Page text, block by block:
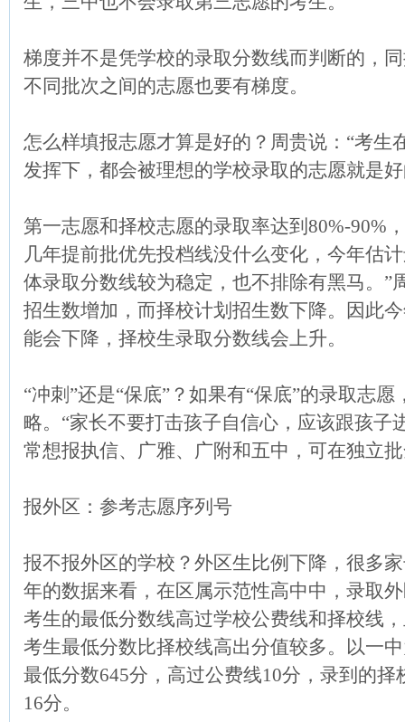
梯度并不是凭学校的录取分数线而判断的，
不同批次之间的志愿也要有梯度。
怎么样填报志愿才算是好的？周贵说：“考生
发挥下，都会被理想的学校录取的志愿就是
第一志愿和择校志愿的录取率达到80%-90%
几年提前批优先投档线没什么变化，今年估
体录取分数线较为稳定，也不排除有黑马。”
招生数增加，而择校计划招生数下降。因此
能会下降，择校生录取分数线会上升。
“冲刺”还是“保底”？如果有“保底”的录取志
略。“家长不要打击孩子自信心，应该跟孩子
常想报执信、广雅、广附和五中，可在独立
报外区：参考志愿序列号
报不报外区的学校？外区生比例下降，很多
年的数据来看，在区属示范性高中中，录取
考生的最低分数线高过学校公费线和择校线
考生最低分数比择校线高出分值较多。以一
最低分数645分，高过公费线10分，录到的
16分。